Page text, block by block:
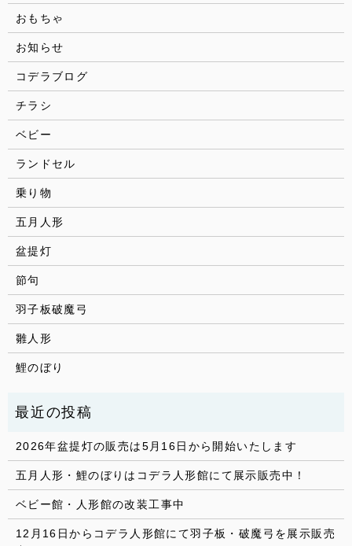
おもちゃ
お知らせ
コデラブログ
チラシ
ベビー
ランドセル
乗り物
五月人形
盆提灯
節句
羽子板破魔弓
雛人形
鯉のぼり
2026年盆提灯の販売は5月16日から開始いたします
五月人形・鯉のぼりはコデラ人形館にて展示販売中！
ベビー館・人形館の改装工事中
12月16日からコデラ人形館にて羽子板・破魔弓を展示販売